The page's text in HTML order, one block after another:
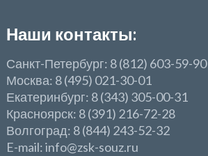
Наши контакты:
Санкт-Петербург: 8 (812) 603-59-90
Москва: 8 (495) 021-30-01
Екатеринбург: 8 (343) 305-00-31
Красноярск: 8 (391) 216-72-28
Волгоград: 8 (844) 243-52-32
E-mail: info@zsk-souz.ru